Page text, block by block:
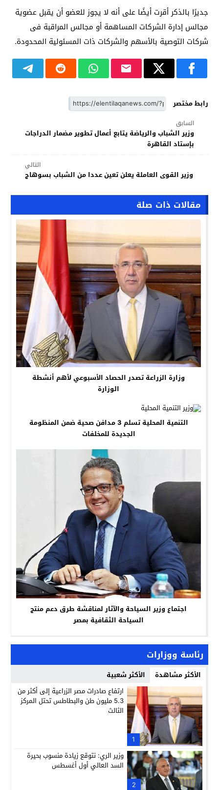
جديرًا بالذكر أقرت أيضًا على أنه لا يجوز للعضو أن يقبل عضوية
مجالس إدارة الشركات المساهمة أو مجالس المراقبة فى
شركات التوصية بالأسهم والشركات ذات المسئولية المحدودة.
رابط مختصر
السابق
وزير الشباب والرياضة يتابع أعمال تطوير مضمار الدراجات
بإستاد القاهرة
التالي
وزير القوى العاملة يعلن تعين عددا من الشباب بسوهاج
مقالات ذات صلة
وزارة الزراعة تصدر الحصاد الأسبوعي لأهم أنشطة
الوزارة
التنمية المحلية تسلم 3 مدافن صحية ضمن المنظومة
الجديدة للمخلفات
اجتماع وزير السياحة والآثار لمناقشة طرق دعم منتج
السياحة الثقافية بمصر
رئاسة ووزارات
الأكثر مشاهدة الأكثر شعبية
1
ارتفاع صادرات مصر الزراعية إلى أكثر من
5.3 مليون طن والبطاطس تحتل المركز
الثالث
2
وزير الري: نتوقع زيادة منسوب بحيرة
السد العالي أول أغسطس